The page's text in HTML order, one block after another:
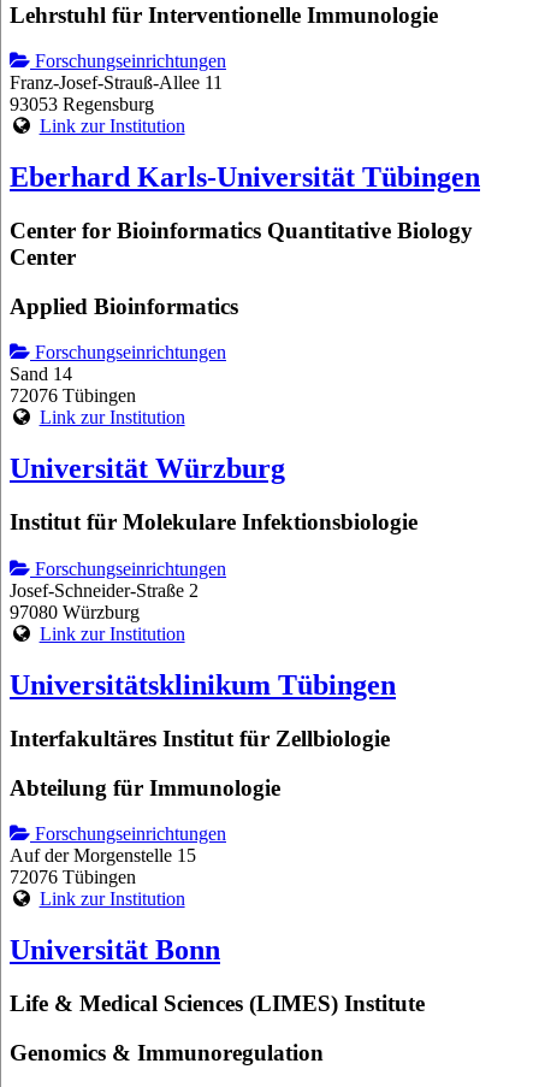
Lehrstuhl für Interventionelle Immunologie
Forschungseinrichtungen
Franz-Josef-Strauß-Allee 11
93053 Regensburg
Link zur Institution
Eberhard Karls-Universität Tübingen
Center for Bioinformatics Quantitative Biology
Center
Applied Bioinformatics
Forschungseinrichtungen
Sand 14
72076 Tübingen
Link zur Institution
Universität Würzburg
Institut für Molekulare Infektionsbiologie
Forschungseinrichtungen
Josef-Schneider-Straße 2
97080 Würzburg
Link zur Institution
Universitätsklinikum Tübingen
Interfakultäres Institut für Zellbiologie
Abteilung für Immunologie
Forschungseinrichtungen
Auf der Morgenstelle 15
72076 Tübingen
Link zur Institution
Universität Bonn
Life & Medical Sciences (LIMES) Institute
Genomics & Immunoregulation